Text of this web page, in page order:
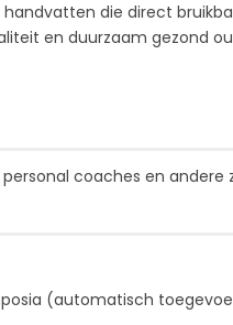
die direct
en duurzaam gezond
coaches en andere
(automatisch